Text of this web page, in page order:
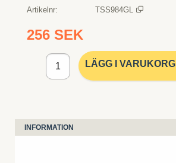
Artikelnr
TSS984GL
256 SEK
Lägg i kundvagnLÄGG I VARUKORG
INFORMATION